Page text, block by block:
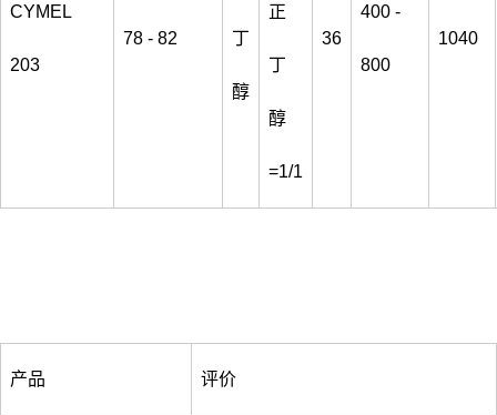
CYMEL
203
78 - 82 丁
醇
正
丁
醇
=1/1
36
400 -
800
1040
产品 评价